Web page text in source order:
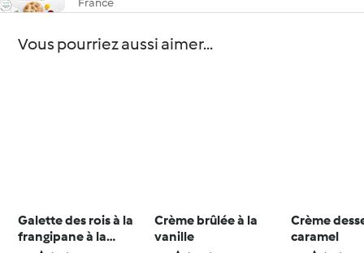
France
Vous pourriez aussi aimer...
Galette des rois à la
frangipane à la
Crème brûlée à la
vanille
Crème
caramel